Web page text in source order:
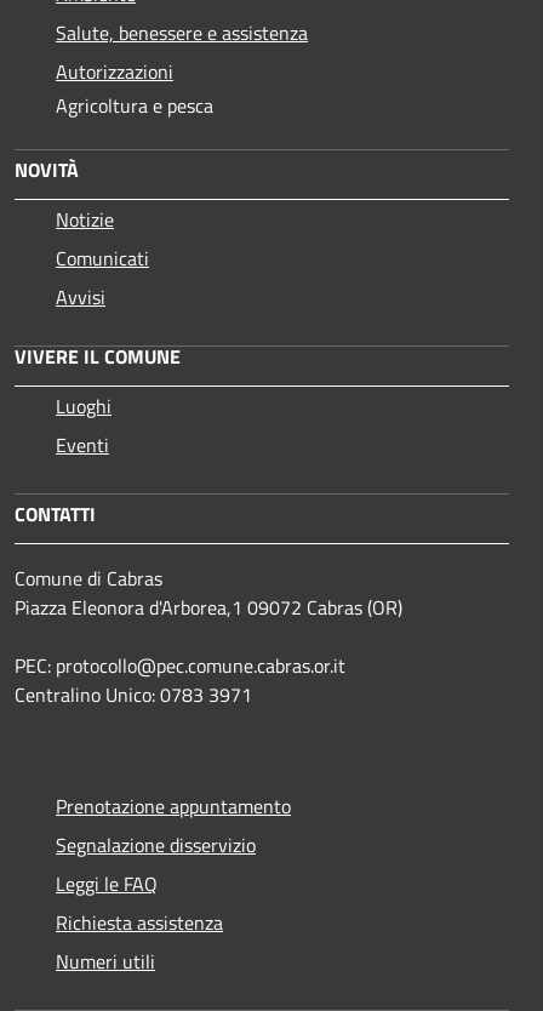
Salute, benessere e assistenza
Autorizzazioni
Agricoltura e pesca
NOVITÀ
Notizie
Comunicati
Avvisi
VIVERE IL COMUNE
Luoghi
Eventi
CONTATTI
Comune di Cabras
Piazza Eleonora d'Arborea,1 09072 Cabras (OR)
PEC: protocollo@pec.comune.cabras.or.it
Centralino Unico: 0783 3971
Prenotazione appuntamento
Segnalazione disservizio
Leggi le FAQ
Richiesta assistenza
Numeri utili